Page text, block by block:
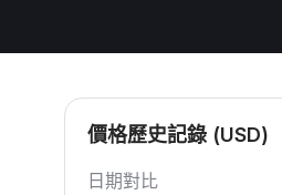
價格歷史記錄 (USD)
日期對比